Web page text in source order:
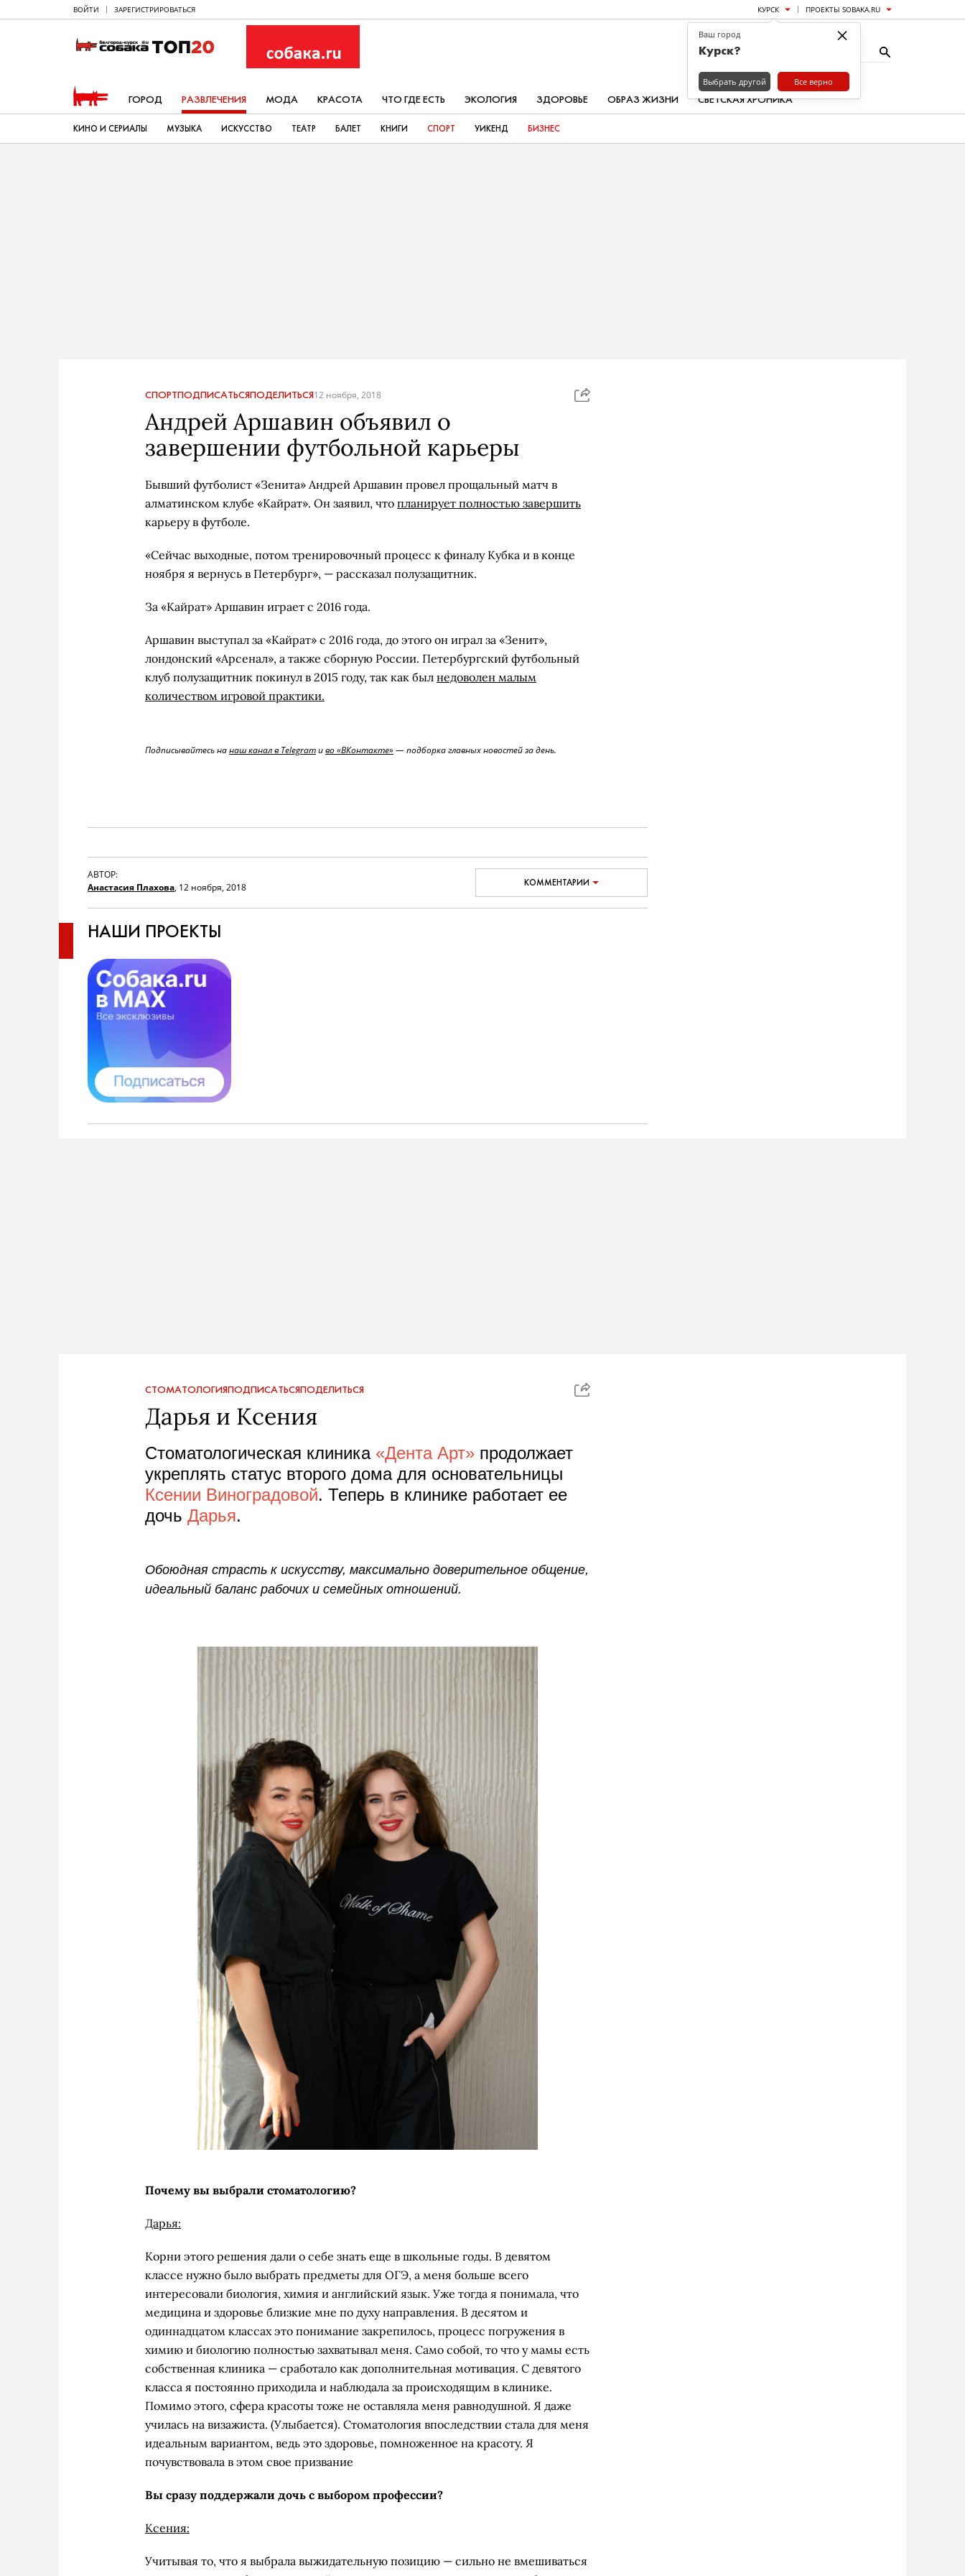
ВОЙТИ ЗАРЕГИСТРИРОВАТЬСЯ КУРСК ПРОЕКТЫ SOBAKA.RU
ГОРОД РАЗВЛЕЧЕНИЯ МОДА КРАСОТА ЧТО ГДЕ ЕСТЬ ЭКОЛОГИЯ ЗДОРОВЬЕ ОБРАЗ ЖИЗНИ СВЕТСКАЯ ХРОНИКА
КИНО И СЕРИАЛЫ МУЗЫКА ИСКУССТВО ТЕАТР БАЛЕТ КНИГИ СПОРТ УИКЕНД БИЗНЕС
СПОРТПОДПИСАТЬСЯПОДЕЛИТЬСЯ12 ноября, 2018
Андрей Аршавин объявил о
завершении футбольной карьеры
Бывший футболист «Зенита» Андрей Аршавин провел прощальный матч в
алматинском клубе «Кайрат». Он заявил, что планирует полностью завершить
карьеру в футболе.
«Сейчас выходные, потом тренировочный процесс к финалу Кубка и в конце
ноября я вернусь в Петербург», — рассказал полузащитник.
За «Кайрат» Аршавин играет с 2016 года.
Аршавин выступал за «Кайрат» с 2016 года, до этого он играл за «Зенит»,
лондонский «Арсенал», а также сборную России. Петербургский футбольный
клуб полузащитник покинул в 2015 году, так как был недоволен малым
количеством игровой практики.
Подписывайтесь нанаш канал в Telegramиво «ВКонтакте» — подборка главных новостей за день.
АВТОР:
Анастасия Плахова, 12 ноября, 2018 КОММЕНТАРИИ
НАШИ ПРОЕКТЫ
СТОМАТОЛОГИЯПОДПИСАТЬСЯПОДЕЛИТЬСЯ
Дарья и Ксения
Стоматологическая клиника «Дента Арт» продолжает
укреплять статус второго дома для основательницы
Ксении Виноградовой. Теперь в клинике работает ее
дочь Дарья.
Обоюдная страсть к искусству, максимально доверительное общение,
идеальный баланс рабочих и семейных отношений.
Почему вы выбрали стоматологию?
Дарья:
Корни этого решения дали о себе знать еще в школьные годы. В девятом
классе нужно было выбрать предметы для ОГЭ, а меня больше всего
интересовали биология, химия и английский язык. Уже тогда я понимала, что
медицина и здоровье близкие мне по духу направления. В десятом и
одиннадцатом классах это понимание закрепилось, процесс погружения в
химию и биологию полностью захватывал меня. Само собой, то что у мамы есть
собственная клиника — сработало как дополнительная мотивация. С девятого
класса я постоянно приходила и наблюдала за происходящим в клинике.
Помимо этого, сфера красоты тоже не оставляла меня равнодушной. Я даже
училась на визажиста. (Улыбается). Стоматология впоследствии стала для меня
идеальным вариантом, ведь это здоровье, помноженное на красоту. Я
почувствовала в этом свое призвание
Вы сразу поддержали дочь с выбором профессии?
Ксения:
Учитывая то, что я выбрала выжидательную позицию — сильно не вмешиваться
×
Ваш город
Курск?
Выбрать другой Все верно